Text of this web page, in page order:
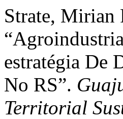
Strate, Mirian
estratégia De
No RS”.
Territorial